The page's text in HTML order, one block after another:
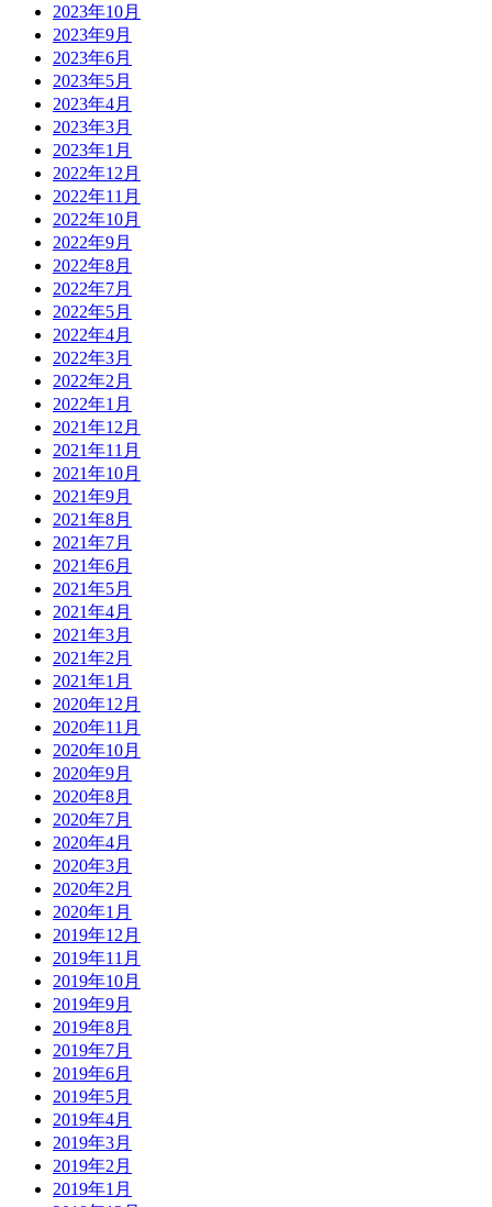
2023年10月
2023年9月
2023年6月
2023年5月
2023年4月
2023年3月
2023年1月
2022年12月
2022年11月
2022年10月
2022年9月
2022年8月
2022年7月
2022年5月
2022年4月
2022年3月
2022年2月
2022年1月
2021年12月
2021年11月
2021年10月
2021年9月
2021年8月
2021年7月
2021年6月
2021年5月
2021年4月
2021年3月
2021年2月
2021年1月
2020年12月
2020年11月
2020年10月
2020年9月
2020年8月
2020年7月
2020年4月
2020年3月
2020年2月
2020年1月
2019年12月
2019年11月
2019年10月
2019年9月
2019年8月
2019年7月
2019年6月
2019年5月
2019年4月
2019年3月
2019年2月
2019年1月